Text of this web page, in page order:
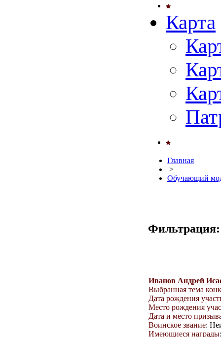
Карта
Главная
>
Обучающий
Фильтрация:
Иванов Андрей
Выбранная тема
Дата рождения
Место рождения
Дата и место
Воинское звание:
Имеющиеся награды